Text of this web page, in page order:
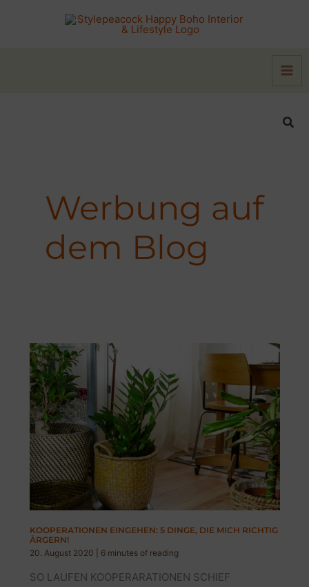
Werbung auf
dem Blog
KOOPERATIONEN EINGEHEN: 5 DINGE, DIE MICH RICHTIG
ÄRGERN!
20. August 2020
6 minutes of reading
SO LAUFEN KOOPERARATIONEN SCHIEF